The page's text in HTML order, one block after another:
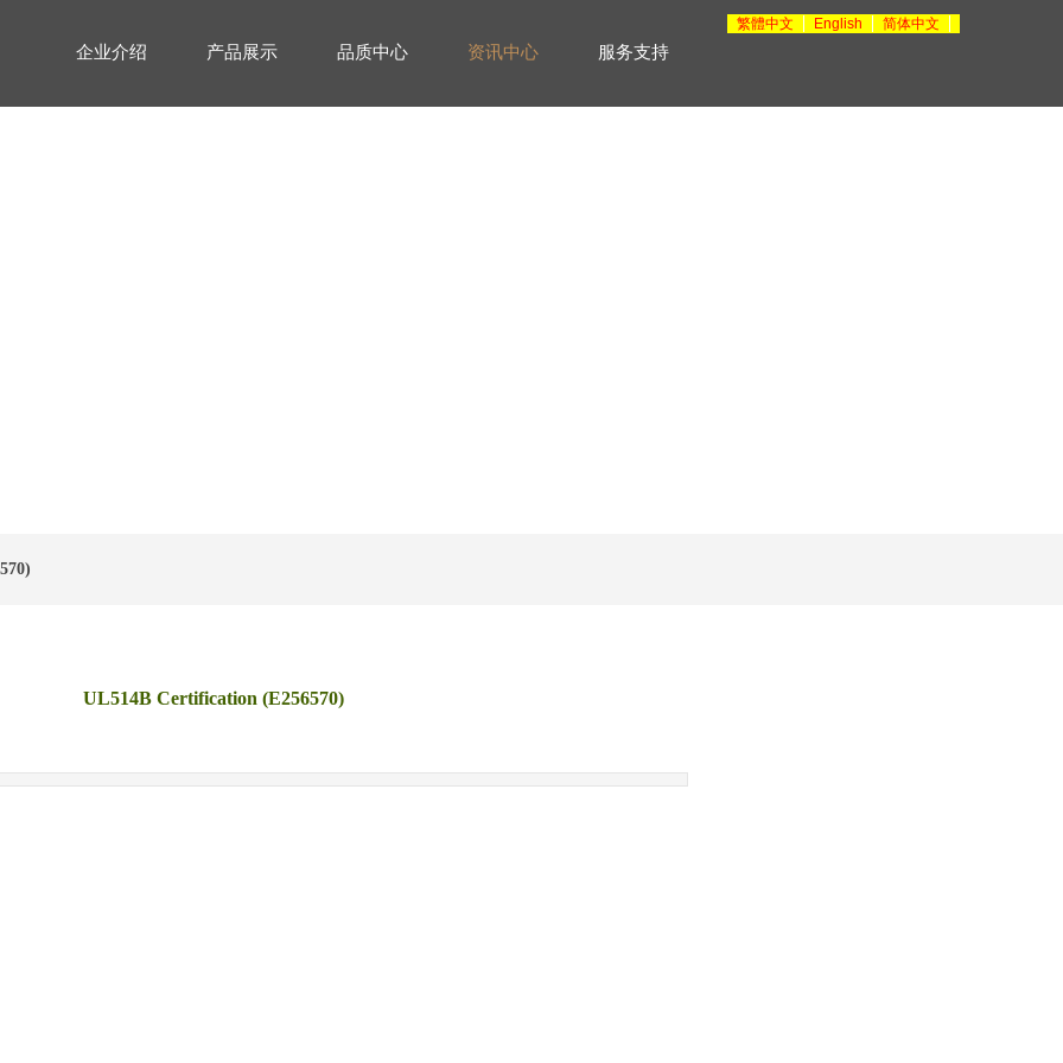
企业介绍 产品展示 品质中心 资讯中心 服务支持
繁體中文 English 简体中文
UL514B Certification (E256570)